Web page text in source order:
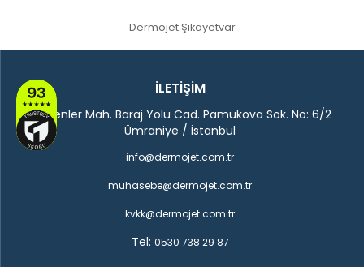
Dermojet Şikayetvar
İLETİŞİM
Madenler Mah. Baraj Yolu Cad. Pamukova Sok. No: 6/2
Ümraniye / İstanbul
info@dermojet.com.tr
muhasebe@dermojet.com.tr
kvkk@dermojet.com.tr
Tel: 0530 738 29 87